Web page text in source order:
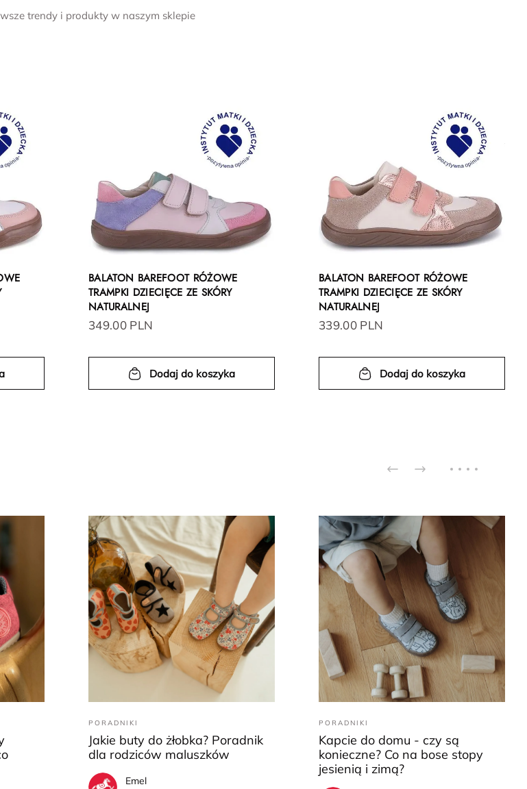
trendy i produkty w naszym sklepie
BALATON BAREFOOT RÓŻOWE
TRAMPKI DZIECIĘCE ZE SKÓRY
NATURALNEJ
349.00 PLN
Dodaj do koszyka
BALATON BAREFOOT RÓŻOWE
TRAMPKI DZIECIĘCE ZE SKÓRY
NATURALNEJ
339.00 PLN
Dodaj do koszyka
PORADNIKI
Jakie buty do żłobka? Poradnik
dla rodziców maluszków
Emel
PORADNIKI
Kapcie do domu - czy są
konieczne? Co na bose stopy
jesienią i zimą?